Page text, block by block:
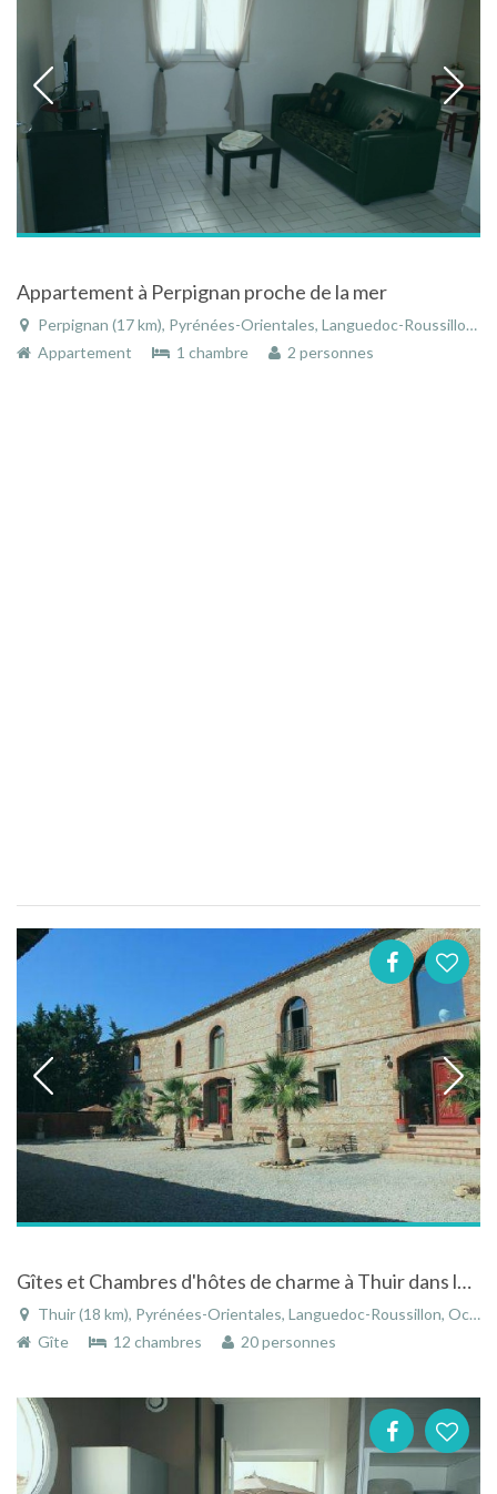
Appartement à Perpignan proche de la mer
Perpignan (17 km), Pyrénées-Orientales, Languedoc-Roussillon, Occitanie, France
Appartement
1 chambre 2 personnes
Gîtes et Chambres d'hôtes de charme à Thuir dans le Languedoc-Roussillon
Thuir (18 km), Pyrénées-Orientales, Languedoc-Roussillon, Occitanie, France
Gîte
12 chambres 20 personnes